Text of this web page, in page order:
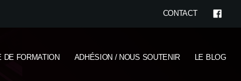
CONTACT
DE FORMATION ADHÉSION / NOUS SOUTENIR LE BLOG